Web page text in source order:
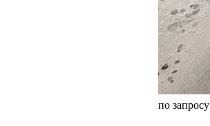
по запросу